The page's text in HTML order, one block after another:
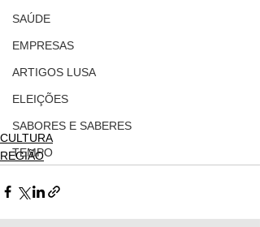
SAÚDE
EMPRESAS
ARTIGOS LUSA
ELEIÇÕES
SABORES E SABERES
TEMPO
CULTURA
REGIÃO